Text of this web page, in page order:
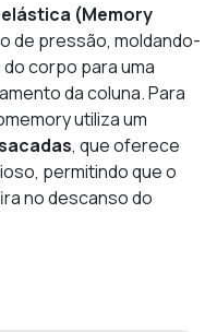
(Memory
de pressão, moldando-
corpo para uma
da coluna. Para
utiliza um
, que oferece
permitindo que o
no descanso do